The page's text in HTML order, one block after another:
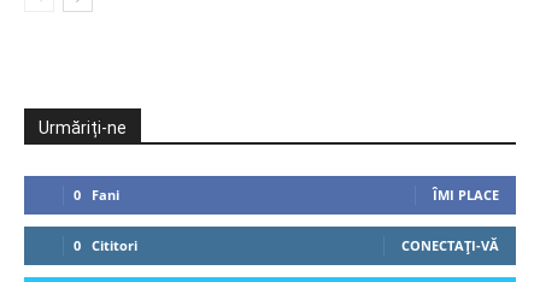
Urmăriți-ne
0 Fani ÎMI PLACE
0 Cititori CONECTAȚI-VĂ